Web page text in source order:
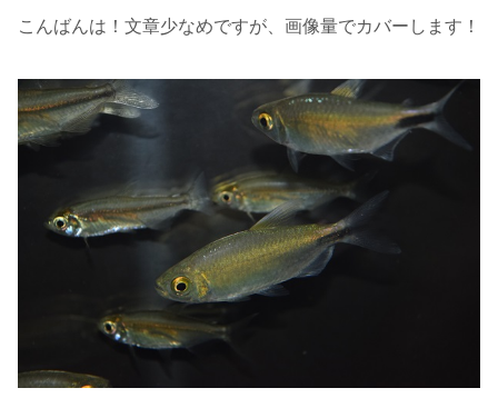
こんばんは！文章少なめですが、画像量でカバーします！